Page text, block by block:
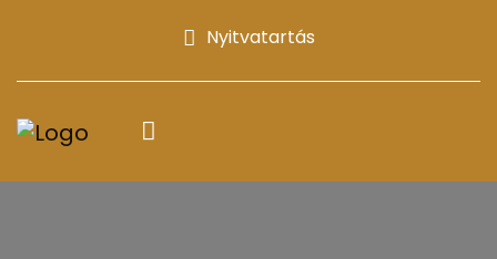
Nyitvatartás